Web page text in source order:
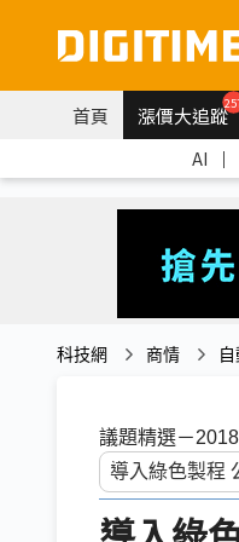
首頁 漲價大追蹤
AI ｜
科技網 商情
議題精選－